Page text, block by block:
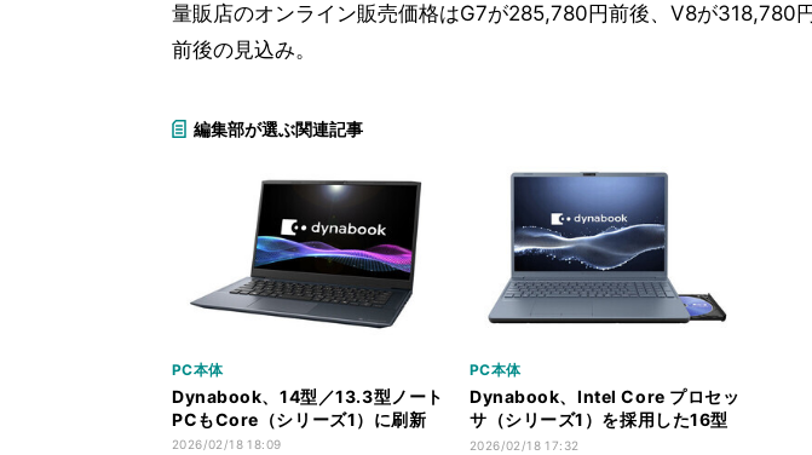
量販店のオンライン販売価格はG7が285,780円前後、V8が318,780
前後の見込み。
編集部が選ぶ関連記事
PC本体
Dynabook、14型／13.3型ノート
PCもCore（シリーズ1）に刷新
2026/02/18 18:09
PC本体
Dynabook、Intel Core プロセッ
サ（シリーズ1）を採用した16型
ノートPC
2026/02/18 17:32